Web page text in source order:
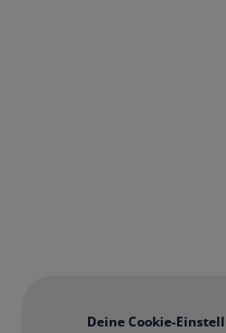
Deine Cookie-